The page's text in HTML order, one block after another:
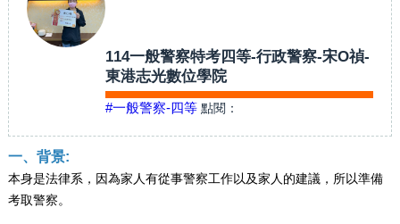
114一般警察特考四等-行政警察-宋O禎-
東港志光數位學院
#一般警察-四等 點閱：
一、背景:
本身是法律系，因為家人有從事警察工作以及家人的建議，所以準備
考取警察。